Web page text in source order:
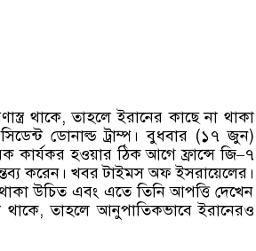
থাকে,তাহলে ইরানের কাছে না থাকা
ডোনাল্ড ট্রাম্প। বুধবার (১৭ জুন)
কার্যকর হওয়ার ঠিক আগে ফ্রান্সে জি–৭
করেন। খবর টাইমস অফ ইসরায়েলের।
থাকা উচিত এবং এতে তিনি আপত্তি দেখেন
থাকে,তাহলে আনুপাতিকভাবে ইরানেরও